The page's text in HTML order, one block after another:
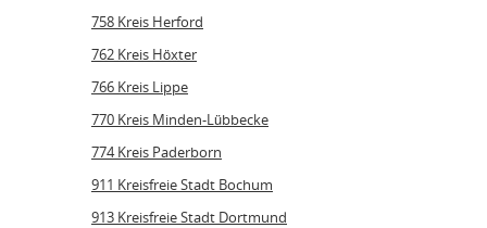
758 Kreis Herford
762 Kreis Höxter
766 Kreis Lippe
770 Kreis Minden-Lübbecke
774 Kreis Paderborn
911 Kreisfreie Stadt Bochum
913 Kreisfreie Stadt Dortmund